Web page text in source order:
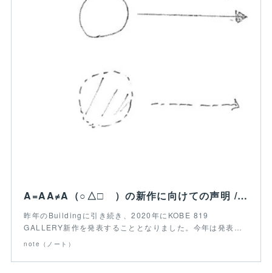
A=AA≠A（○△□ ）の新作に向けての声明 / Statement for the new work of A=AA≠A（○△□ ）｜Yuichiro Higshiji_write｜note
昨年のBuildingに引き続き、2020年にKOBE 819
GALLERY新作を発表することとなりました。今年は発表…
note（ノート）